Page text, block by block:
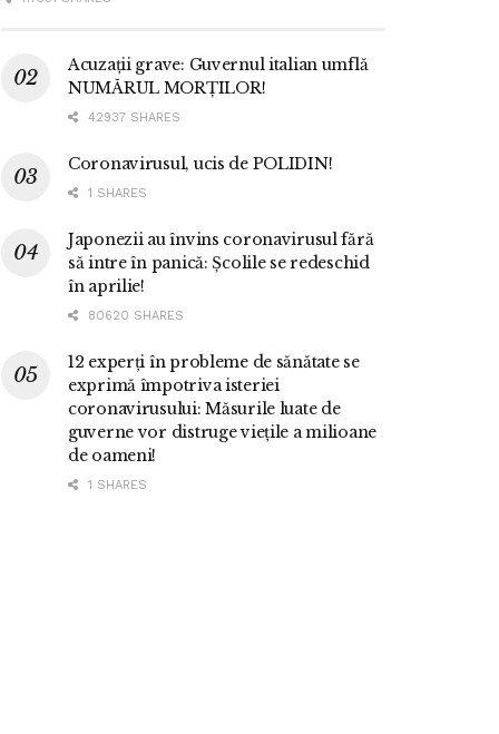
Acuzații grave: Guvernul italian umflă
NUMĂRUL MORȚILOR!
42937 SHARES
Coronavirusul, ucis de POLIDIN!
1 SHARES
Japonezii au învins coronavirusul fără
să intre în panică: Școlile se redeschid
în aprilie!
80620 SHARES
12 experți în probleme de sănătate se
exprimă împotriva isteriei
coronavirusului: Măsurile luate de
guverne vor distruge viețile a milioane
de oameni!
1 SHARES